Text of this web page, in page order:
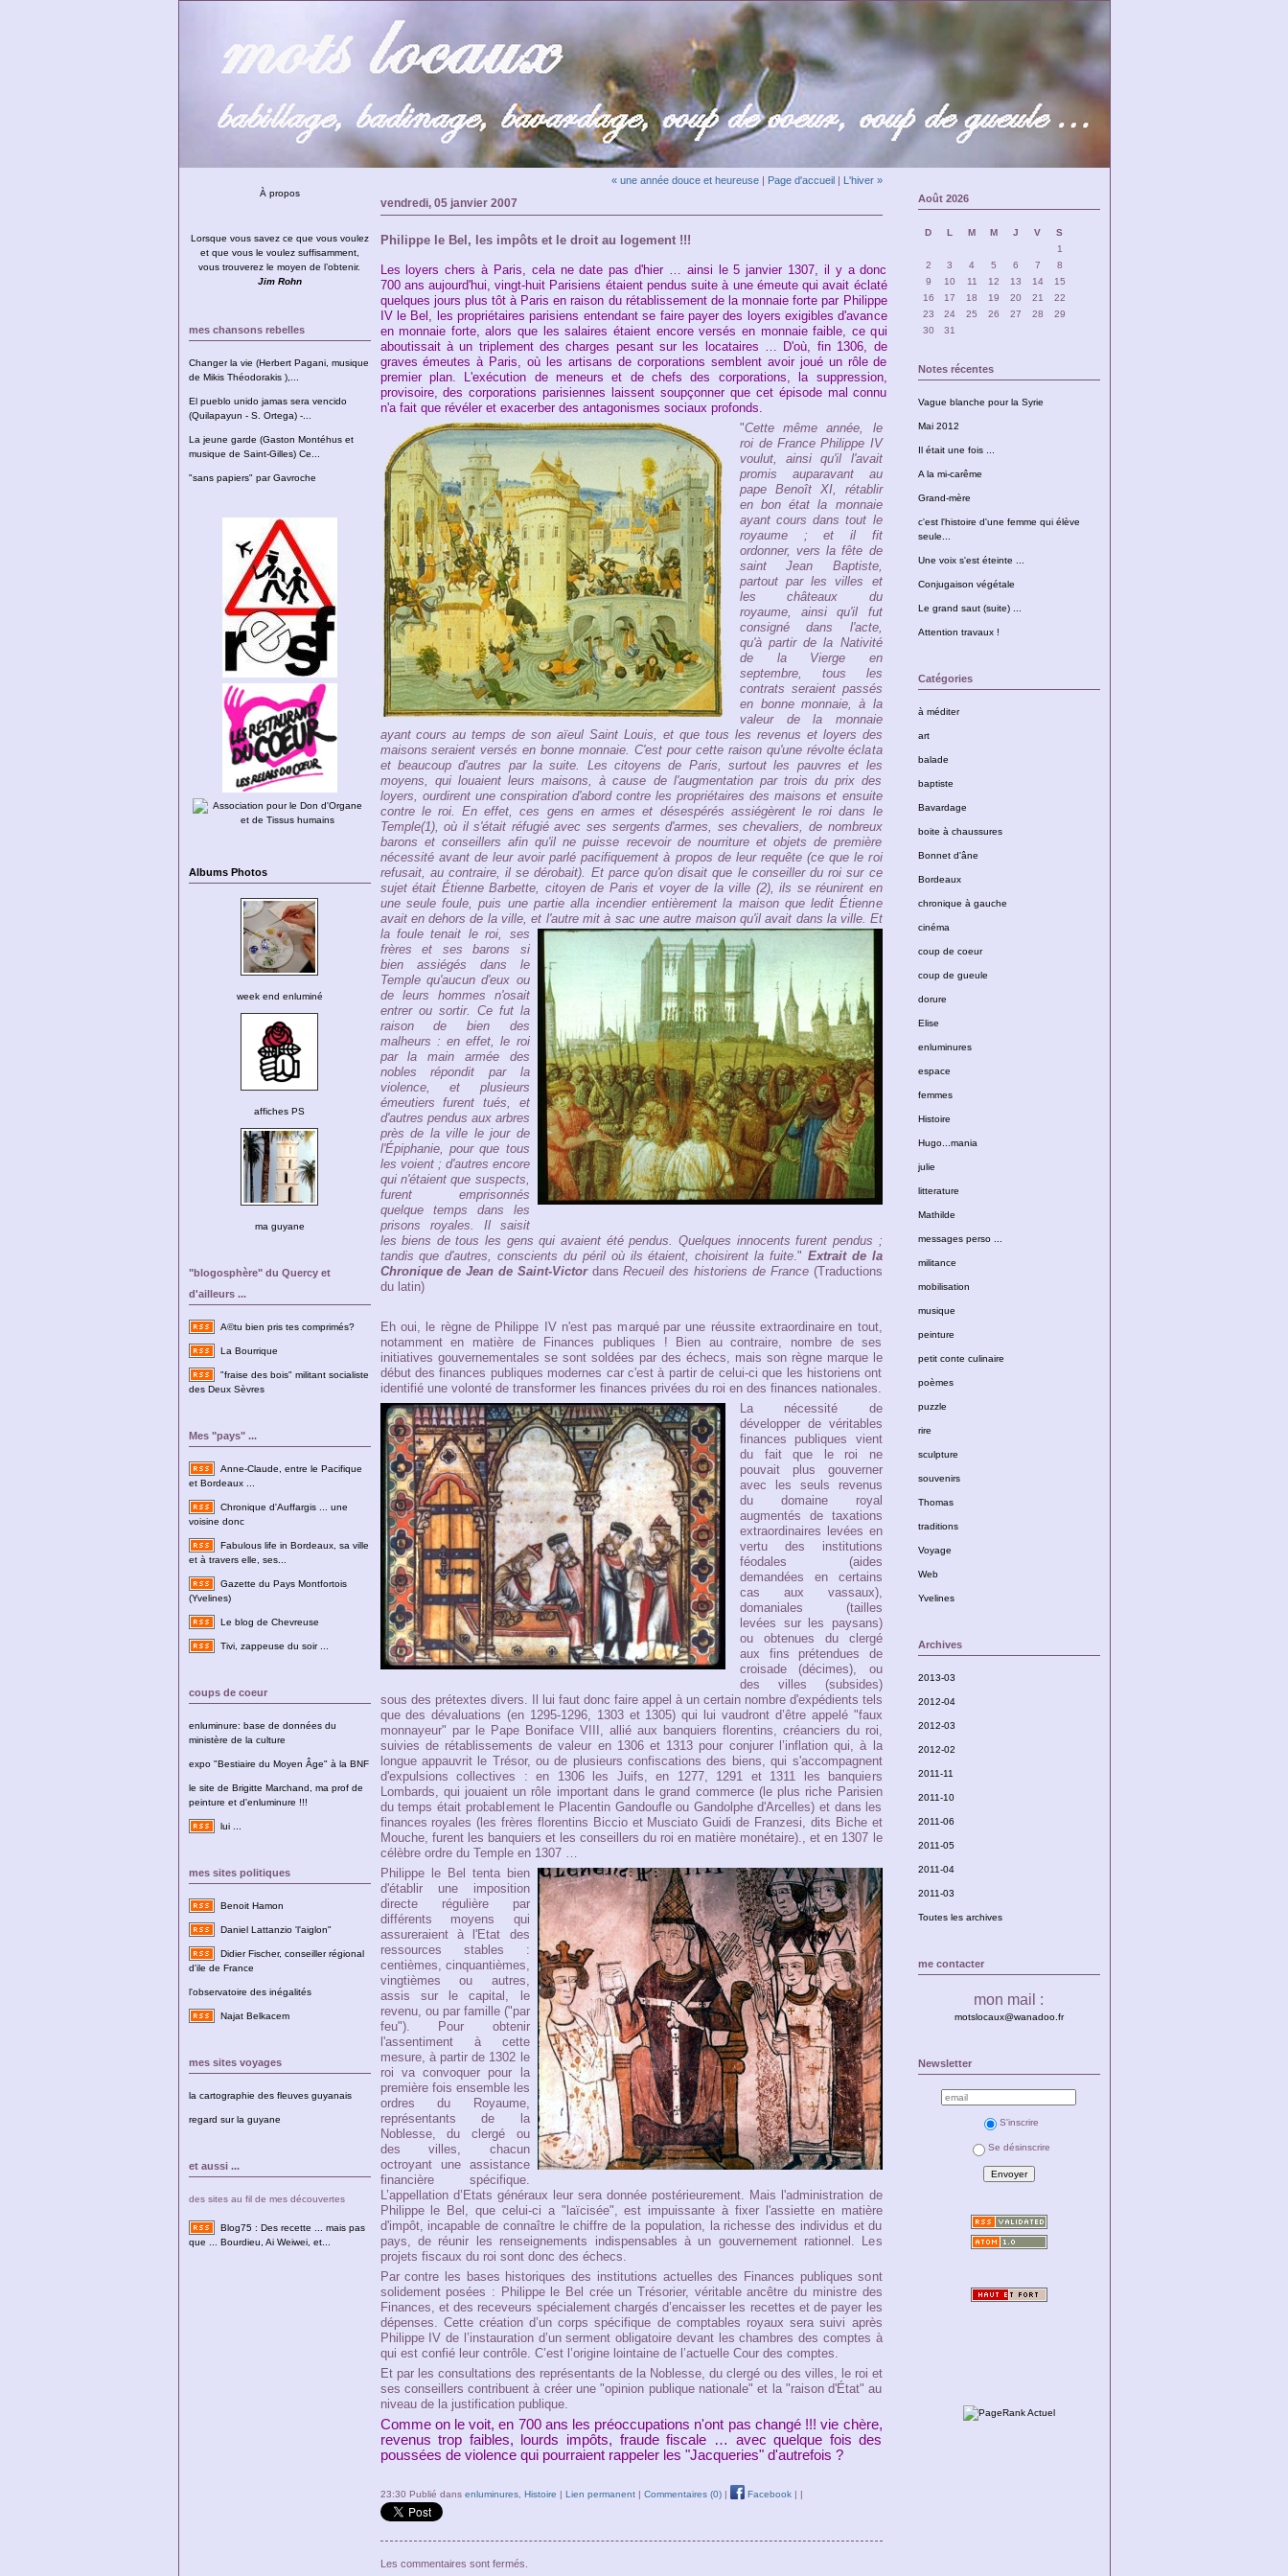
À propos
Lorsque vous savez ce que vous voulez
et que vous le voulez suffisamment,
vous trouverez le moyen de l’obtenir.
Jim Rohn
mes chansons rebelles
Changer la vie (Herbert Pagani, musique
de Mikis Théodorakis ),...
El pueblo unido jamas sera vencido
(Quilapayun - S. Ortega) -...
La jeune garde (Gaston Montéhus et
musique de Saint-Gilles) Ce...
"sans papiers" par Gavroche
Albums Photos
week end enluminé
affiches PS
ma guyane
"blogosphère" du Quercy et
d'ailleurs ...
A©tu bien pris tes comprimés?
La Bourrique
"fraise des bois" militant socialiste
des Deux Sèvres
Mes "pays" ...
Anne-Claude, entre le Pacifique
et Bordeaux ...
Chronique d'Auffargis ... une
voisine donc
Fabulous life in Bordeaux, sa ville
et à travers elle, ses...
Gazette du Pays Montfortois
(Yvelines)
Le blog de Chevreuse
Tivi, zappeuse du soir ...
coups de coeur
enluminure: base de données du
ministère de la culture
expo "Bestiaire du Moyen Âge" à la BNF
le site de Brigitte Marchand, ma prof de
peinture et d'enluminure !!!
lui ...
mes sites politiques
Benoit Hamon
Daniel Lattanzio 'l'aiglon"
Didier Fischer, conseiller régional
d'ile de France
l'observatoire des inégalités
Najat Belkacem
mes sites voyages
la cartographie des fleuves guyanais
regard sur la guyane
et aussi ...
des sites au fil de mes découvertes
Blog75 : Des recette ... mais pas
que ... Bourdieu, Ai Weiwei, et...
Août 2026
D L M M J V
S
1
2
3 4 5 6 7
8
9
10 11 12 13 14
15
16
17 18 19 20 21
22
23
24 25 26 27 28
29
30
31
Notes récentes
Vague blanche pour la Syrie
Mai 2012
Il était une fois ...
A la mi-carême
Grand-mère
c'est l'histoire d'une femme qui élève
seule...
Une voix s'est éteinte ...
Conjugaison végétale
Le grand saut (suite) ...
Attention travaux !
Catégories
à méditer
art
balade
baptiste
Bavardage
boite à chaussures
Bonnet d'âne
Bordeaux
chronique à gauche
cinéma
coup de coeur
coup de gueule
dorure
Elise
enluminures
espace
femmes
Histoire
Hugo...mania
julie
litterature
Mathilde
messages perso ...
militance
mobilisation
musique
peinture
petit conte culinaire
poèmes
puzzle
rire
sculpture
souvenirs
Thomas
traditions
Voyage
Web
Yvelines
Archives
2013-03
2012-04
2012-03
2012-02
2011-11
2011-10
2011-06
2011-05
2011-04
2011-03
Toutes les archives
me contacter
mon mail :
motslocaux@wanadoo.fr
Newsletter
S'inscrire
Se désinscrire
« une année douce et heureuse| Page d'accueil| L'hiver »
vendredi, 05 janvier 2007
Philippe le Bel, les impôts et le droit au logement !!!
Les loyers chers à Paris, cela ne date pas d'hier … ainsi le 5 janvier 1307, il y a donc
700 ans aujourd'hui,vingt-huit Parisiens étaient pendus suite à une émeute qui avait éclaté
quelques jours plus tôtà Paris en raison du rétablissement de la monnaie forte par Philippe
IV le Bel, les propriétaires parisiens entendant se faire payer des loyers exigibles d'avance
en monnaie forte, alors que les salaires étaient encore versés en monnaie faible, ce qui
aboutissait à un triplement des charges pesant sur les locataires … D'où, fin 1306, de
graves émeutes à Paris, où les artisans de corporations semblent avoir joué un rôle de
premier plan. L'exécution de meneurs et de chefs des corporations, la suppression,
provisoire, des corporations parisiennes laissent soupçonner que cet épisode mal connu
n'a fait que révéler et exacerber des antagonismes sociaux profonds.
"Cette même année, le
roi de France Philippe IV
voulut, ainsi qu'il l'avait
promis auparavant au
pape Benoît XI, rétablir
en bon état la monnaie
ayant cours dans tout le
royaume ; et il fit
ordonner, vers la fête de
saint Jean Baptiste,
partout par les villes et
les châteaux du
royaume, ainsi qu'il fut
consigné dans l'acte,
qu'à partir de la Nativité
de la Vierge en
septembre, tous les
contrats seraient passés
en bonne monnaie, à la
valeur de la monnaie
ayant cours au temps de son aïeul Saint Louis, et que tous les revenus et loyers des
maisons seraient versés en bonne monnaie. C'est pour cette raison qu'une révolte éclata
et beaucoup d'autres par la suite. Les citoyens de Paris, surtout les pauvres et les
moyens, qui louaient leurs maisons, à cause de l'augmentation par trois du prix des
loyers, ourdirent une conspiration d'abord contre les propriétaires des maisons et ensuite
contre le roi. En effet, ces gens en armes et désespérés assiégèrent le roi dans le
Temple(1), où il s'était réfugié avec ses sergents d'armes, ses chevaliers, de nombreux
barons et conseillers afin qu'il ne puisse recevoir de nourriture et objets de première
nécessité avant de leur avoir parlé pacifiquement à propos de leur requête (ce que le roi
refusait, au contraire, il se dérobait). Et parce qu'on disait que le conseiller du roi sur ce
sujet était Étienne Barbette, citoyen de Paris et voyer de la ville (2), ils se réunirent en
une seule foule, puis une partie alla incendier entièrement la maison que ledit Étienne
avait en dehors de la ville, et l'autre mit à sac une autre maison qu'il avait dans la ville. Et
la foule tenait le roi, ses
frères et ses barons si
bien assiégés dans le
Temple qu'aucun d'eux ou
de leurs hommes n'osait
entrer ou sortir. Ce fut la
raison de bien des
malheurs : en effet, le roi
par la main armée des
nobles répondit par la
violence, et plusieurs
émeutiers furent tués, et
d'autres pendus aux arbres
près de la ville le jour de
l'Épiphanie, pour que tous
les voient ; d'autres encore
qui n'étaient que suspects,
furent emprisonnés
quelque temps dans les
prisons royales. Il saisit
les biens de tous les gens qui avaient été pendus. Quelques innocents furent pendus ;
tandis que d'autres, conscients du péril où ils étaient, choisirent la fuite." Extrait de la
Chronique de Jean de Saint-VictordansRecueil des historiens de France(Traductions
du latin)
Eh oui, le règne de Philippe IV n'est pas marqué par une réussite extraordinaire en tout,
notamment en matière de Finances publiques ! Bien au contraire, nombre de ses
initiatives gouvernementales se sont soldées par des échecs, mais son règne marque le
début des finances publiques modernes car c'est à partir de celui-ci que les historiens ont
identifié une volonté de transformer les finances privées du roi en des finances nationales.
La nécessité de
développer de véritables
finances publiques vient
du fait que le roi ne
pouvait plus gouverner
avec les seuls revenus
du domaine royal
augmentés de taxations
extraordinaires levées en
vertu des institutions
féodales (aides
demandées en certains
cas aux vassaux),
domaniales (tailles
levées sur les paysans)
ou obtenues du clergé
aux fins prétendues de
croisade (décimes), ou
des villes (subsides)
sous des prétextes divers. Il lui faut donc faire appel à un certain nombre d'expédients tels
que des dévaluations (en 1295-1296, 1303 et 1305) qui lui vaudront d’être appelé "faux
monnayeur" par le Pape Boniface VIII, allié aux banquiers florentins, créanciers du roi,
suivies de rétablissements de valeur en 1306 et 1313 pour conjurer l’inflation qui, à la
longue appauvrit le Trésor, ou de plusieurs confiscations des biens, qui s'accompagnent
d'expulsions collectives : en 1306 les Juifs, en 1277, 1291 et 1311 les banquiers
Lombards, qui jouaient un rôle important dans le grand commerce (le plus riche Parisien
du temps était probablement le Placentin Gandoufle ou Gandolphe d'Arcelles) et dans les
finances royales (les frères florentins Biccio et Musciato Guidi de Franzesi, dits Biche et
Mouche, furent les banquiers et les conseillers du roi en matière monétaire)., et en 1307 le
célèbre ordre du Temple en 1307 …
Philippe le Bel tenta bien
d'établir une imposition
directe régulière par
différents moyens qui
assureraient à l'Etat des
ressources stables :
centièmes, cinquantièmes,
vingtièmes ou autres,
assis sur le capital, le
revenu, ou par famille ("par
feu"). Pour obtenir
l'assentiment à cette
mesure, à partir de 1302 le
roi va convoquer pour la
première fois ensemble les
ordres du Royaume,
représentants de la
Noblesse, du clergé ou
des villes, chacun
octroyant une assistance
financière spécifique.
L’appellation d’Etats généraux leur sera donnée postérieurement. Mais l'administration de
Philippe le Bel, que celui-ci a "laïcisée", est impuissante à fixer l'assiette en matière
d'impôt, incapable de connaître le chiffre de la population, la richesse des individus et du
pays, de réunir les renseignements indispensables à un gouvernement rationnel. Les
projets fiscaux du roi sont donc des échecs.
Par contre les bases historiques des institutions actuelles des Finances publiques sont
solidement posées : Philippe le Bel crée un Trésorier, véritable ancêtre du ministre des
Finances, et des receveurs spécialement chargés d’encaisser les recettes et de payer les
dépenses. Cette création d’un corps spécifique de comptables royaux sera suivi après
Philippe IV de l’instauration d’un serment obligatoire devant les chambres des comptes à
qui est confié leur contrôle. C’est l’origine lointaine de l’actuelle Cour des comptes.
Et par les consultations des représentants de la Noblesse, du clergé ou des villes, le roi et
ses conseillers contribuent à créer une "opinion publique nationale" et la "raison d'État" au
niveau de la justification publique.
Comme on le voit, en 700 ans les préoccupations n'ont pas changé !!! vie chère,
revenus trop faibles, lourds impôts, fraude fiscale … avec quelque fois des
poussées de violence qui pourraient rappeler les "Jacqueries" d'autrefois ?
23:30 Publié dans enluminures, Histoire | Lien permanent| Commentaires (0)| Facebook| |
Les commentaires sont fermés.